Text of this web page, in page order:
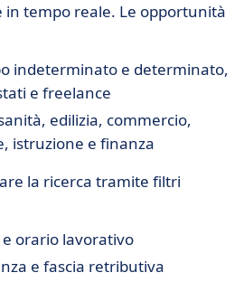
in tempo reale. Le opportunità
indeterminato e determinato,
e freelance
edilizia, commercio,
istruzione e finanza
la ricerca tramite filtri
orario lavorativo
e fascia retributiva